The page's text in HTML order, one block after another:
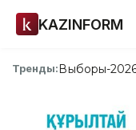
KAZINFORM
Тренды:Выборы-